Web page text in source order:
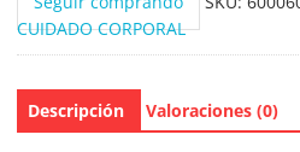
CUIDADO CORPORAL
Descripción Valoraciones (0)